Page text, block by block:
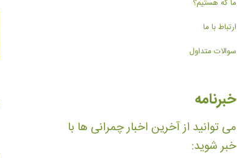
ما که هستیم؟
ارتباط با ما
سوالات متداول
خبرنامه
می توانید از آخرین اخبار چمرانی ها با
خبر شوید: